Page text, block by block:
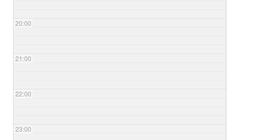
20:00
21:00
22:00
23:00